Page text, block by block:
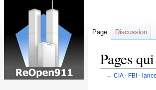
Pages
← CIA - FBI -
Page Discussion